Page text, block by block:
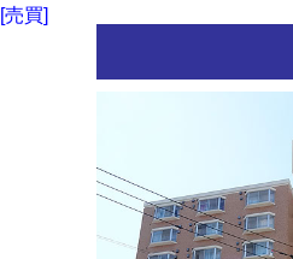
[売買]